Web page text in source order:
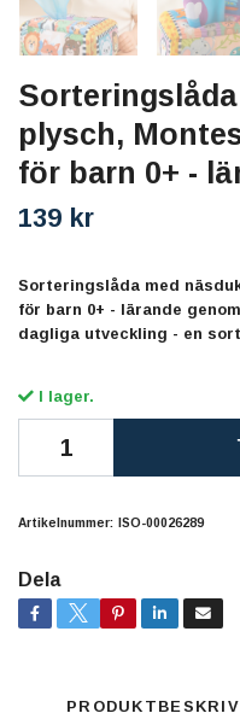
plysch,
för barn 0+ -
139 kr
Sorteringslåda med
för barn 0+ - lärande
dagliga utveckling - en
I lager.
Artikelnummer: ISO-00026289
Dela